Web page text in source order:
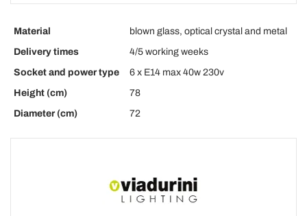
Material
blown glass, optical crystal and metal
Delivery times
4/5 working weeks
Socket and power type
6 x E14 max 40w 230v
Height (cm)
78
Diameter (cm)
72